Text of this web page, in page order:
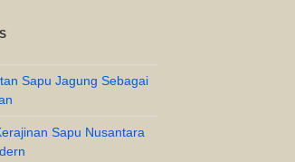
Sapu Jagung Sebagai
Sapu Nusantara